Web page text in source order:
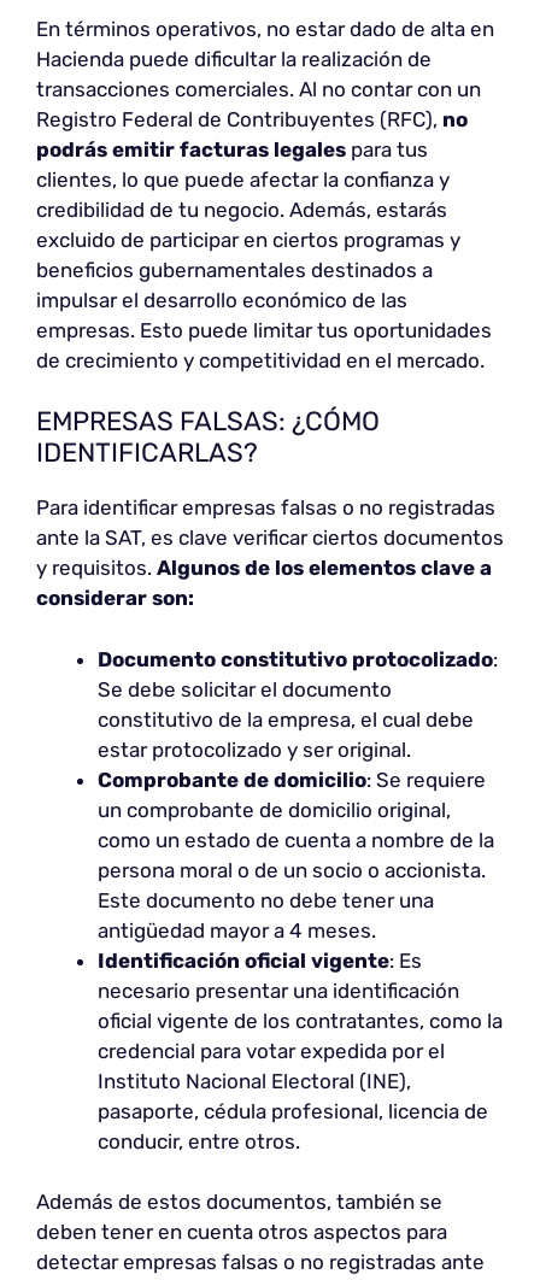
En términos operativos, no estar dado de alta en
Hacienda puede dificultar la realización de
transacciones comerciales. Al no contar con un
Registro Federal de Contribuyentes (RFC), no
podrás emitir facturas legales para tus
clientes, lo que puede afectar la confianza y
credibilidad de tu negocio. Además, estarás
excluido de participar en ciertos programas y
beneficios gubernamentales destinados a
impulsar el desarrollo económico de las
empresas. Esto puede limitar tus oportunidades
de crecimiento y competitividad en el mercado.
EMPRESAS FALSAS: ¿CÓMO
IDENTIFICARLAS?
Para identificar empresas falsas o no registradas
ante la SAT, es clave verificar ciertos documentos
y requisitos. Algunos de los elementos clave a
considerar son:
Documento constitutivo protocolizado:
Se debe solicitar el documento
constitutivo de la empresa, el cual debe
estar protocolizado y ser original.
Comprobante de domicilio: Se requiere
un comprobante de domicilio original,
como un estado de cuenta a nombre de la
persona moral o de un socio o accionista.
Este documento no debe tener una
antigüedad mayor a 4 meses.
Identificación oficial vigente: Es
necesario presentar una identificación
oficial vigente de los contratantes, como la
credencial para votar expedida por el
Instituto Nacional Electoral (INE),
pasaporte, cédula profesional, licencia de
conducir, entre otros.
Además de estos documentos, también se
deben tener en cuenta otros aspectos para
detectar empresas falsas o no registradas ante